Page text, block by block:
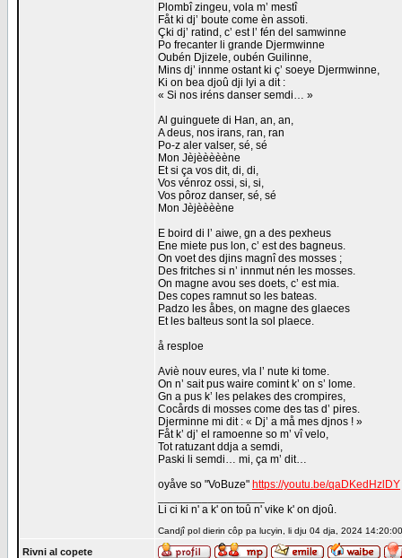
Plombî zingeu, vola m’ mestî
Fåt ki dj’ boute come èn assoti.
Çki dj’ ratind, c’ est l’ fén del samwinne
Po frecanter li grande Djermwinne
Oubén Djizele, oubén Guilinne,
Mins dj’ innme ostant ki ç’ soeye Djermwinne,
Ki on bea djoû dji lyi a dit :
« Si nos iréns danser semdi… »
Al guinguete di Han, an, an,
A deus, nos irans, ran, ran
Po-z aler valser, sé, sé
Mon Jèjèèèèène
Et si ça vos dit, di, di,
Vos vénroz ossi, si, si,
Vos pôroz danser, sé, sé
Mon Jèjèèèène
E boird di l’ aiwe, gn a des pexheus
Ene miete pus lon, c’ est des bagneus.
On voet des djins magnî des mosses ;
Des fritches si n’ innmut nén les mosses.
On magne avou ses doets, c’ est mia.
Des copes ramnut so les bateas.
Padzo les åbes, on magne des glaeces
Et les balteus sont la sol plaece.
å resploe
Aviè nouv eures, vla l’ nute ki tome.
On n’ sait pus waire comint k’ on s’ lome.
Gn a pus k’ les pelakes des crompires,
Cocårds di mosses come des tas d’ pires.
Djerminne mi dit : « Dj’ a må mes djnos ! »
Fåt k’ dj’ el ramoenne so m’ vî velo,
Tot ratuzant ddja a semdi,
Paski li semdi… mi, ça m’ dit…
oyåve so "VoBuze" https://youtu.be/qaDKedHzlDY
Li ci ki n' a k' on toû n' vike k' on djoû.
Candjî pol dierin côp pa lucyin, li dju 04 dja, 2024
Rivni al copete